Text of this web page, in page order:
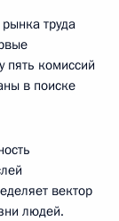
труда
пять комиссий
в поиске
вектор
людей.